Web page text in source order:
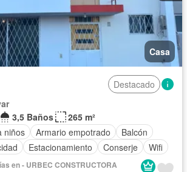
Casa
Destacado
3,5 Baños
265 m²
niños Armario empotrado
Balcón
Estacionamiento Conserje Wifi
en - URBEC CONSTRUCTORA